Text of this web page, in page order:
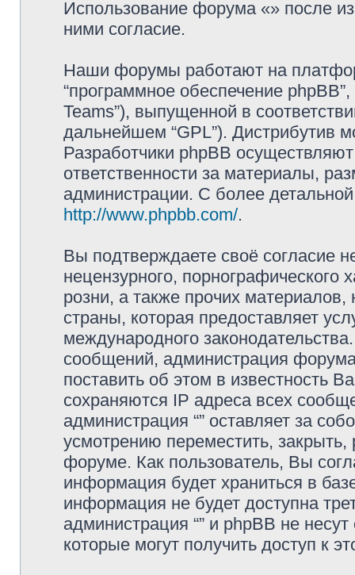
Использование форума «» после
ними согласие.
Наши форумы работают на
“программное обеспечение
Teams”), выпущенной в
дальнейшем “GPL”). Дистрибутив
Разработчики phpBB
ответственности за материалы,
администрации. С более
http://www.phpbb.com/.
Вы подтверждаете своё согласие
нецензурного, порнографического
розни, а также прочих
страны, которая предоставляет
международного
сообщений, администрация
поставить об этом в известность
сохраняются IP адреса всех
администрация “” оставляет за
усмотрению переместить,
форуме. Как пользователь, Вы
информация будет храниться в
информация не будет доступна
администрация “” и phpBB не
которые могут получить доступ к